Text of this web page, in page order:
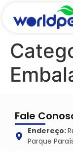
Fale
Endereço:
Parque